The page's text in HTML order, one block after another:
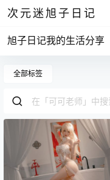
次元迷旭子日记
旭子日记我的生活分享
全部标签